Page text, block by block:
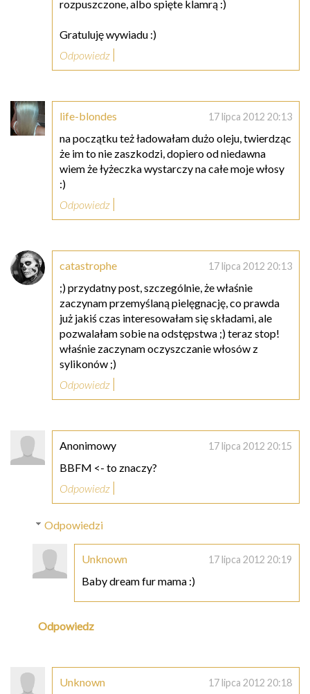
rozpuszczone, albo spięte klamrą :)
Gratuluję wywiadu :)
Odpowiedz
life-blondes 17 lipca 2012 20:13
na początku też ładowałam dużo oleju, twierdząc
że im to nie zaszkodzi, dopiero od niedawna
wiem że łyżeczka wystarczy na całe moje włosy
:)
Odpowiedz
catastrophe 17 lipca 2012 20:13
;) przydatny post, szczególnie, że właśnie
zaczynam przemyślaną pielęgnację, co prawda
już jakiś czas interesowałam się składami, ale
pozwalałam sobie na odstępstwa ;) teraz stop!
właśnie zaczynam oczyszczanie włosów z
sylikonów ;)
Odpowiedz
Anonimowy 17 lipca 2012 20:15
BBFM <- to znaczy?
Odpowiedz
Odpowiedzi
Unknown 17 lipca 2012 20:19
Baby dream fur mama :)
Odpowiedz
Unknown 17 lipca 2012 20:18